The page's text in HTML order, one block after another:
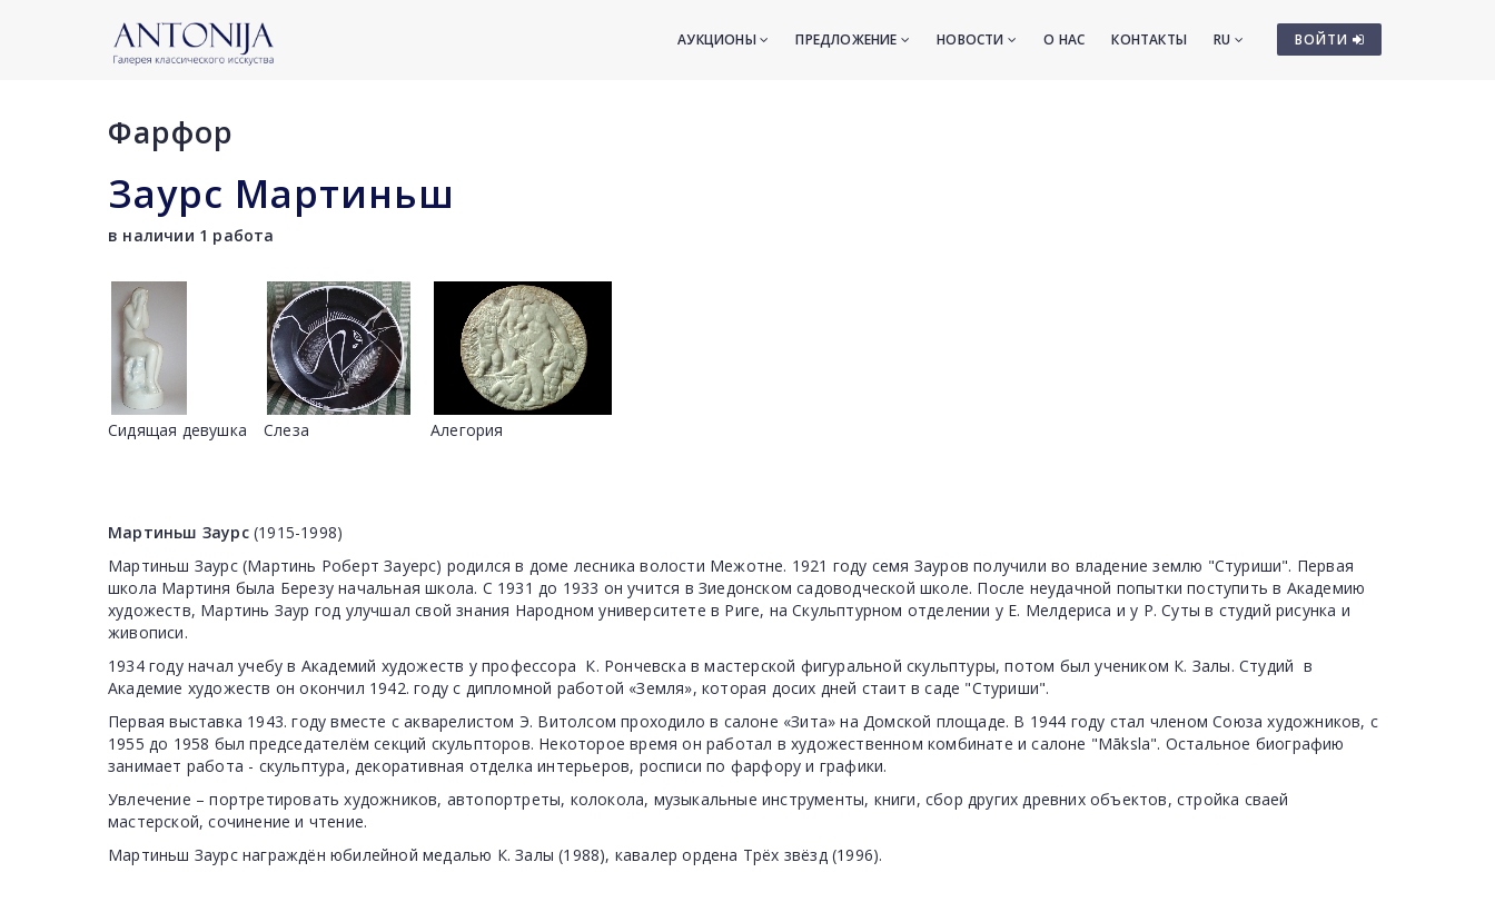
ВОЙТИ
АУКЦИОНЫ ПРЕДЛОЖЕНИЕ НОВОСТИ О НАС КОНТАКТЫ RU
Фарфор
Заурс Мартиньш
в наличии 1 работа
Сидящая девушка Слеза Алегория
Мартиньш Заурс (1915-1998)
Мартиньш Заурс (Mартинь Роберт Зауерс) родился в доме лесника волости Межотне. 1921 году семя Зауров получили во владение землю "Стуриши". Первая
школа Мартиня была Березу ​​начальная школа. С 1931 до 1933 он учится в Зиедонском садоводческой школе. После неудачной попытки поступить в Академию
художеств, Мартинь Заур год улучшал свой знания Народном университете в Риге, на Скульптурном отделении у Е. Мелдериса и у Р. Суты в студий рисунка и
живописи.
1934 году начал учебу в Академий художеств у профессора К. Рончевска в мастерской фигуральной скульптуры, потом был учеником К. Залы. Студий в
Академие художеств он окончил 1942. году с дипломной работой «Земля», которая досих дней стаит в саде "Стуриши".
Первая выставка 1943. году вместе с акварелистом Э. Витолсом проходило в салоне «Зита» на Домской площаде. В 1944 году стал членом Союза художников, с
1955 до 1958 был председателём секций скульпторов. Некоторое время он работал в художественном комбинате и салоне "Māksla". Остальное биографию
занимает работа - скульптура, декоративная отделка интерьеров, росписи по фарфору и графики.
Увлечение – портретировать художников, автопортреты, колокола, музыкальные инструменты, книги, сбор других древних объектов, стройка сваей
мастерской, сочинение и чтение.
Мартиньш Заурс награждён юбилейной медалью К. Залы (1988), кавалер ордена Трёх звёзд (1996).